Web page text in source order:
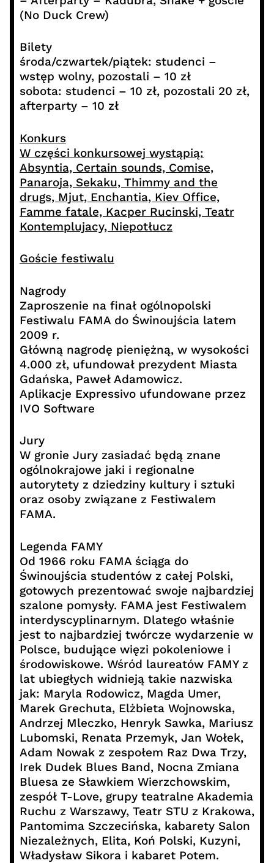
(No Duck Crew)
Bilety
środa/czwartek/piątek: studenci –
wstęp wolny, pozostali – 10 zł
sobota: studenci – 10 zł, pozostali 20 zł,
afterparty – 10 zł
Konkurs
W części konkursowej wystąpią:
Absyntia, Certain sounds, Comise,
Panaroja, Sekaku, Thimmy and the
drugs, Mjut, Enchantia, Kiev Office,
Famme fatale, Kacper Rucinski, Teatr
Kontemplujacy, Niepotłucz
Goście festiwalu
Nagrody
Zaproszenie na finał ogólnopolski
Festiwalu FAMA do Świnoujścia latem
2009 r.
Główną nagrodę pieniężną, w wysokości
4.000 zł, ufundował prezydent Miasta
Gdańska, Paweł Adamowicz.
Aplikacje Expressivo ufundowane przez
IVO Software
Jury
W gronie Jury zasiadać będą znane
ogólnokrajowe jaki i regionalne
autorytety z dziedziny kultury i sztuki
oraz osoby związane z Festiwalem
FAMA.
Legenda FAMY
Od 1966 roku FAMA ściąga do
Świnoujścia studentów z całej Polski,
gotowych prezentować swoje najbardziej
szalone pomysły. FAMA jest Festiwalem
interdyscyplinarnym. Dlatego właśnie
jest to najbardziej twórcze wydarzenie w
Polsce, budujące więzi pokoleniowe i
środowiskowe. Wśród laureatów FAMY z
lat ubiegłych widnieją takie nazwiska
jak: Maryla Rodowicz, Magda Umer,
Marek Grechuta, Elżbieta Wojnowska,
Andrzej Mleczko, Henryk Sawka, Mariusz
Lubomski, Renata Przemyk, Jan Wołek,
Adam Nowak z zespołem Raz Dwa Trzy,
Irek Dudek Blues Band, Nocna Zmiana
Bluesa ze Sławkiem Wierzchowskim,
zespół T-Love, grupy teatralne Akademia
Ruchu z Warszawy, Teatr STU z Krakowa,
Pantomima Szczecińska, kabarety Salon
Niezależnych, Elita, Koń Polski, Kuzyni,
Władysław Sikora i kabaret Potem.